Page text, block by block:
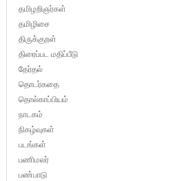
தமிழறிஞர்கள்
தமிழிசை
திருக்குறள்
திரைப்பட மதிப்பீடு
தேர்தல்
தொடர்கதை
தொல்காப்பியம்
நாடகம்
நிகழ்வுகள்
படங்கள்
பணிமலர்
பண்பாடு